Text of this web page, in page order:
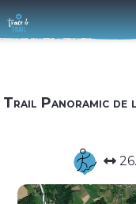
Trail Panoramic de